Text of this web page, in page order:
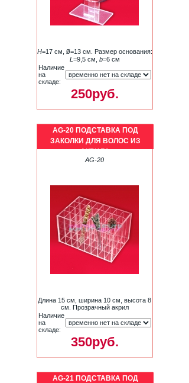
H=17 см, Ø=13 см. Размер основания:
L =9,5 см, b=6 см
Наличие
на
складе:
250руб.
AG-20 ПОДСТАВКА ПОД
ЗАКОЛКИ ДЛЯ ВОЛОС ИЗ
АКРИЛА
AG-20
Длина 15 см, ширина 10 см, высота 8
см. Прозрачный акрил
Наличие
на
складе:
350руб.
AG-21 ПОДСТАВКА ПОД